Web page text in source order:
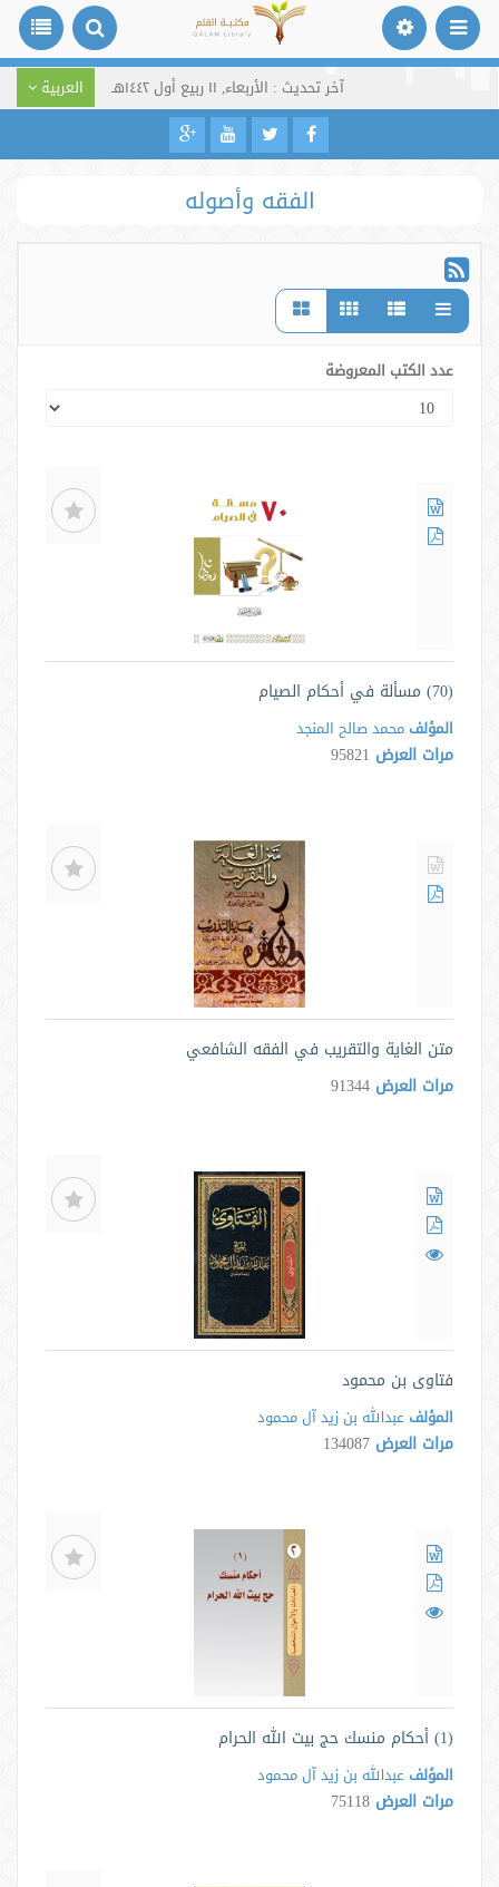
آخر تحديث : الأربعاء, ١١ ربيع أول ١٤٤٢هـ العربية
الفقه وأصوله
عدد الكتب المعروضة
(70) مسألة في أحكام الصيام
المؤلف محمد صالح المنجد
مرات العرض 95821
متن الغاية والتقريب في الفقه الشافعي
مرات العرض 91344
فتاوى بن محمود
المؤلف عبدالله بن زيد آل محمود
مرات العرض 134087
(1) أحكام منسك حج بيت الله الحرام
المؤلف عبدالله بن زيد آل محمود
مرات العرض 75118